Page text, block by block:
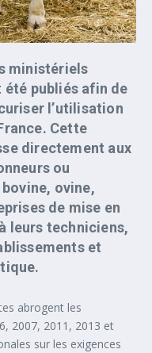
ministériels
été publiés afin de
l’utilisation
Cette
directement aux
ou
ovine,
de mise en
leurs techniciens,
et
abrogent les
2007, 2011, 2013 et
sur les exigences